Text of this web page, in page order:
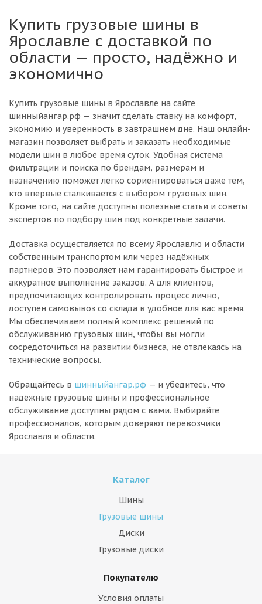
Купить грузовые шины в
Ярославле с доставкой по
области — просто, надёжно и
экономично
Купить грузовые шины в Ярославле на сайте
шинныйангар.рф — значит сделать ставку на комфорт,
экономию и уверенность в завтрашнем дне. Наш онлайн-
магазин позволяет выбрать и заказать необходимые
модели шин в любое время суток. Удобная система
фильтрации и поиска по брендам, размерам и
назначению поможет легко сориентироваться даже тем,
кто впервые сталкивается с выбором грузовых шин.
Кроме того, на сайте доступны полезные статьи и советы
экспертов по подбору шин под конкретные задачи.
Доставка осуществляется по всему Ярославлю и области
собственным транспортом или через надёжных
партнёров. Это позволяет нам гарантировать быстрое и
аккуратное выполнение заказов. А для клиентов,
предпочитающих контролировать процесс лично,
доступен самовывоз со склада в удобное для вас время.
Мы обеспечиваем полный комплекс решений по
обслуживанию грузовых шин, чтобы вы могли
сосредоточиться на развитии бизнеса, не отвлекаясь на
технические вопросы.
Обращайтесь в шинныйангар.рф — и убедитесь, что
надёжные грузовые шины и профессиональное
обслуживание доступны рядом с вами. Выбирайте
профессионалов, которым доверяют перевозчики
Ярославля и области.
Каталог
Шины
Грузовые шины
Диски
Грузовые диски
Покупателю
Условия оплаты